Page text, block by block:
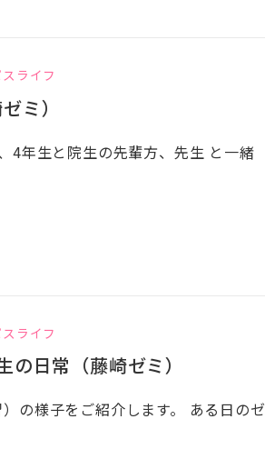
ライフ
ミ）
4年生と院生の先輩方、先生 と一緒
ライフ
日常（藤崎ゼミ）
の様子をご紹介します。 ある日のゼ